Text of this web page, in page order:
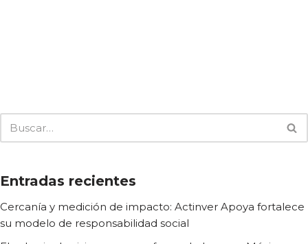
Entradas recientes
Cercanía y medición de impacto: Actinver Apoya fortalece
su modelo de responsabilidad social